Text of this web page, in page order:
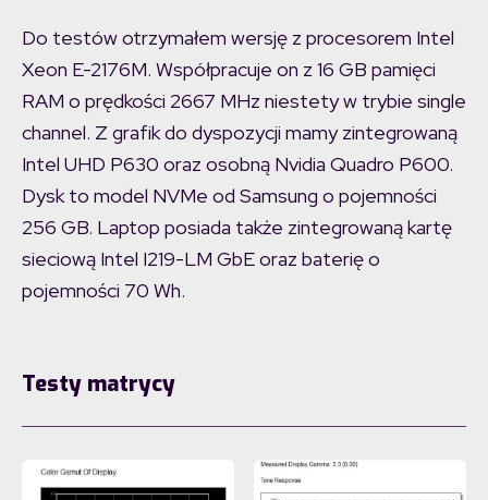
Do testów otrzymałem wersję z procesorem Intel
Xeon E-2176M. Współpracuje on z 16 GB pamięci
RAM o prędkości 2667 MHz niestety w trybie single
channel. Z grafik do dyspozycji mamy zintegrowaną
Intel UHD P630 oraz osobną Nvidia Quadro P600.
Dysk to model NVMe od Samsung o pojemności
256 GB. Laptop posiada także zintegrowaną kartę
sieciową Intel I219-LM GbE oraz baterię o
pojemności 70 Wh.
Testy matrycy